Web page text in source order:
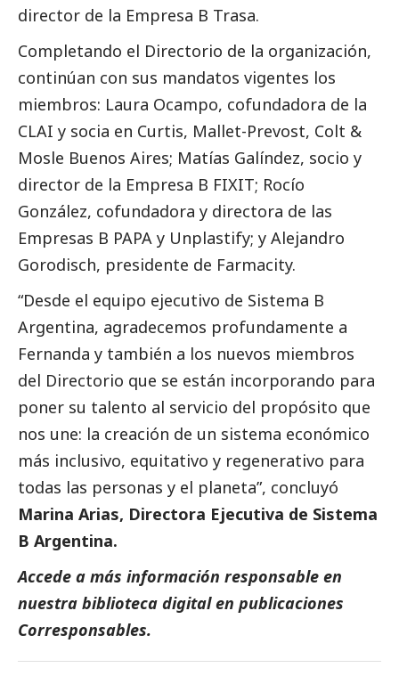
director de la Empresa B Trasa.
Completando el Directorio de la organización,
continúan con sus mandatos vigentes los
miembros: Laura Ocampo, cofundadora de la
CLAI y socia en Curtis, Mallet-Prevost, Colt &
Mosle Buenos Aires; Matías Galíndez, socio y
director de la Empresa B FIXIT; Rocío
González, cofundadora y directora de las
Empresas B PAPA y Unplastify; y Alejandro
Gorodisch, presidente de Farmacity.
“Desde el equipo ejecutivo de Sistema B
Argentina, agradecemos profundamente a
Fernanda y también a los nuevos miembros
del Directorio que se están incorporando para
poner su talento al servicio del propósito que
nos une: la creación de un sistema económico
más inclusivo, equitativo y regenerativo para
todas las personas y el planeta”, concluyó
Marina Arias, Directora Ejecutiva de Sistema
B Argentina.
Accede a más información responsable en
nuestra biblioteca digital en publicaciones
Corresponsables.